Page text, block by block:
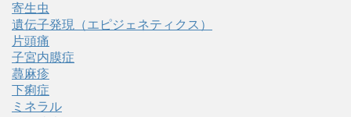
寄生虫
遺伝子発現（エピジェネティクス）
片頭痛
子宮内膜症
蕁麻疹
下痢症
ミネラル